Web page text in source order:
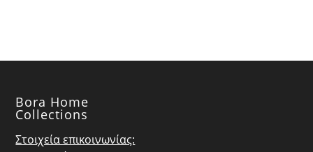
Bora Home
Collections
Στοιχεία επικοινωνίας: